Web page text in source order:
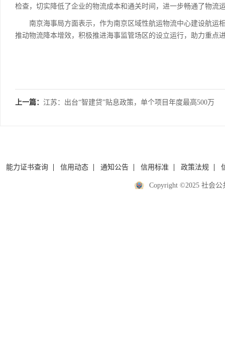
检查，切实降低了企业的物流成本和通关时间，进一步畅通了物流
南京海事局方面表示，作为南京区域性航运物流中心建设航运
推动物流降本增效，积极推进海事监管场区的设立运行，助力重点
上一篇： 江苏：出台“智建贷”贴息政策，单个项目年度最高500万
能力证书查询 信用动态 通知公告 信用标准 政策法规
Copyright ©2025 社会